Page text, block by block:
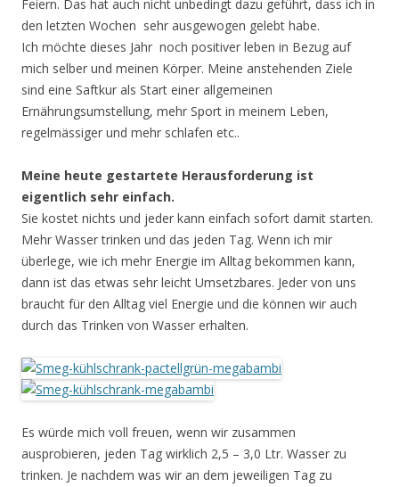
Feiern. Das hat auch nicht unbedingt dazu geführt, dass ich in
den letzten Wochen sehr ausgewogen gelebt habe.
Ich möchte dieses Jahr noch positiver leben in Bezug auf
mich selber und meinen Körper. Meine anstehenden Ziele
sind eine Saftkur als Start einer allgemeinen
Ernährungsumstellung, mehr Sport in meinem Leben,
regelmässiger und mehr schlafen etc..
Meine heute gestartete Herausforderung ist
eigentlich sehr einfach.
Sie kostet nichts und jeder kann einfach sofort damit starten.
Mehr Wasser trinken und das jeden Tag. Wenn ich mir
überlege, wie ich mehr Energie im Alltag bekommen kann,
dann ist das etwas sehr leicht Umsetzbares. Jeder von uns
braucht für den Alltag viel Energie und die können wir auch
durch das Trinken von Wasser erhalten.
Es würde mich voll freuen, wenn wir zusammen
ausprobieren, jeden Tag wirklich 2,5 – 3,0 Ltr. Wasser zu
trinken. Je nachdem was wir an dem jeweiligen Tag zu